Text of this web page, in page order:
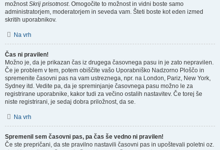
možnostSkrij prisotnost. Omogočite to možnost in vidni boste samo
administratorjem, moderatorjem in seveda vam. Šteti boste kot eden izmed
skritih uporabnikov.
Na vrh
Čas ni pravilen!
Možno je, da je prikazan čas iz drugega časovnega pasu in je zato nepravilen.
Če je problem v tem, potem obiščite vašo Uporabniško Nadzorno Ploščo in
spremenite časovni pas na vam ustreznega, npr. na London, Pariz, New York,
Sydney itd. Vedite pa, da je spreminjanje časovnega pasu možno le za
registrirane uporabnike, kakor tudi za večino ostalih nastavitev. Če torej še
niste registrirani, je sedaj dobra priložnost, da se.
Na vrh
Spremenil sem časovni pas, pa čas še vedno ni pravilen!
Če ste prepričani, da ste pravilno nastavili časovni pas in upoštevali poletni oz.